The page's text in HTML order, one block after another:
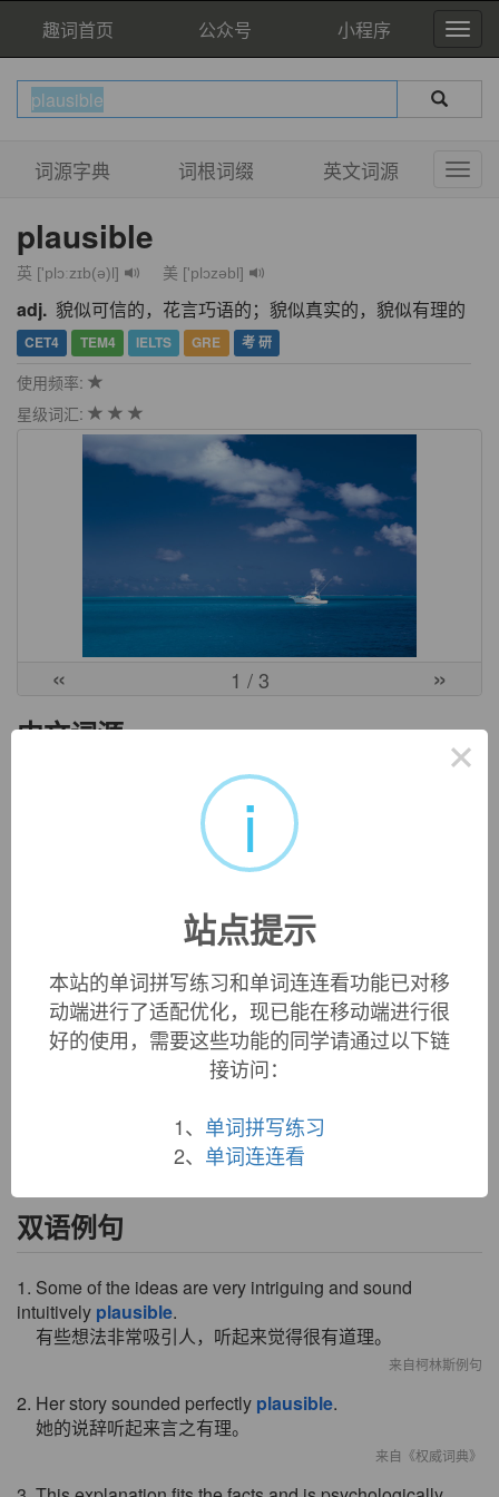
趣词首页 公众号 小程序
词源字典 词根词缀 英文词源
plausible
英 ['plɔːzɪb(ə)l] 美 ['plɔzəbl]
adj. 貌似可信的，花言巧语的；貌似真实的，貌似有理的
CET4 TEM4 IELTS GRE 考 研
使用频率:
星级词汇:
« 1 / 3 »
中文词源
可信的，有道理的
来自拉丁语plaudere,击，打，拍掌，-s,过去分词格，词源同
applaud,implosive.引申词义可信的，有道理的。
plausible (adj.)
1540s, "acceptable, agreeable," from Latinplausibilis
"deserving applause, acceptable," fromplaus-, past participle
"to applaud" (see
双语例句
1. Some of the ideas are very intriguing and sound
intuitively plausible.
有些想法非常吸引人，听起来觉得很有道理。
来自柯林斯例句
2. Her story sounded perfectly plausible.
她的说辞听起来言之有理。
来自《权威词典》
×
i
站点提示
本站的单词拼写练习和单词连连看功能已对移
动端进行了适配优化，现已能在移动端进行很
好的使用，需要这些功能的同学请通过以下链
接访问：
1、 单词拼写练习
2、 单词连连看